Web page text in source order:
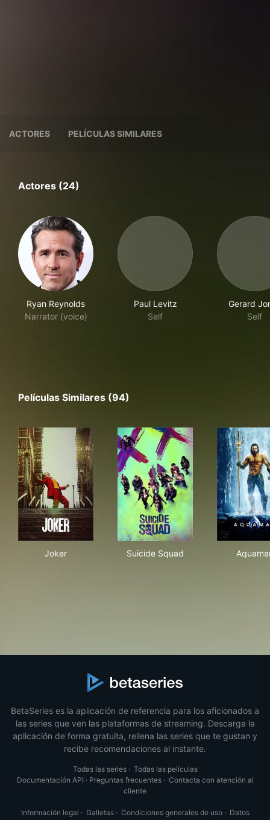
ACTORES PELÍCULAS SIMILARES
Actores (24)
Ryan Reynolds
Narrator (voice)
Paul Levitz
Self
Gerard
Self
Películas Similares (94)
Joker Suicide Squad
BetaSeries es la aplicación de referencia para los aficionados a
las series que ven las plataformas de streaming. Descarga la
aplicación de forma gratuita, rellena las series que te gustan y
recibe recomendaciones al instante.
Todas las series· Todas las películas
Documentación API · Preguntas frecuentes· Contacta con atención al
cliente
Información legal · Galletas· Condiciones generales de uso· Datos